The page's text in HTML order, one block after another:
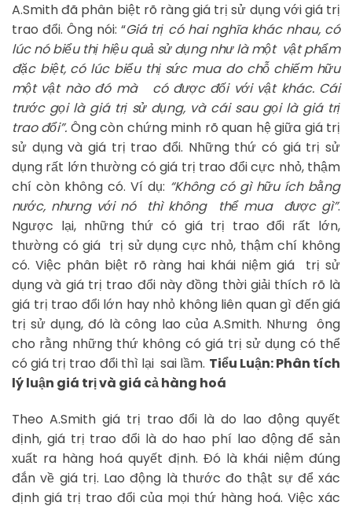
A.Smith đã phân biệt rõ ràng giá trị sử dụng với giá trị
trao đổi. Ông nói: “Giá trị có hai nghĩa khác nhau, có
lúc nó biểu thị hiệu quả sử dụng như là một vật phẩm
đặc biệt, có lúc biểu thị sức mua do chỗ chiếm hữu
một vật nào đó mà có được đối với vật khác. Cái
trước gọi là giá trị sử dụng, và cái sau gọi là giá trị
trao đổi”. Ông còn chứng minh rõ quan hệ giữa giá trị
sử dụng và giá trị trao đổi. Những thứ có giá trị sử
dụng rất lớn thường có giá trị trao đổi cực nhỏ, thậm
chí còn không có. Ví dụ: “Không có gì hữu ích bằng
nước, nhưng với nó thì không thể mua được gì”.
Ngược lại, những thứ có giá trị trao đổi rất lớn,
thường có giá trị sử dụng cực nhỏ, thậm chí không
có. Việc phân biệt rõ ràng hai khái niệm giá trị sử
dụng và giá trị trao đổi này đồng thời giải thích rõ là
giá trị trao đổi lớn hay nhỏ không liên quan gì đến giá
trị sử dụng, đó là công lao của A.Smith. Nhưng ông
cho rằng những thứ không có giá trị sử dụng có thể
có giá trị trao đổi thì lại sai lầm. Tiểu Luận: Phân tích
lý luận giá trị và giá cả hàng hoá
Theo A.Smith giá trị trao đổi là do lao động quyết
định, giá trị trao đổi là do hao phí lao động để sản
xuất ra hàng hoá quyết định. Đó là khái niệm đúng
đắn về giá trị. Lao động là thước đo thật sự để xác
định giá trị trao đổi của mọi thứ hàng hoá. Việc xác